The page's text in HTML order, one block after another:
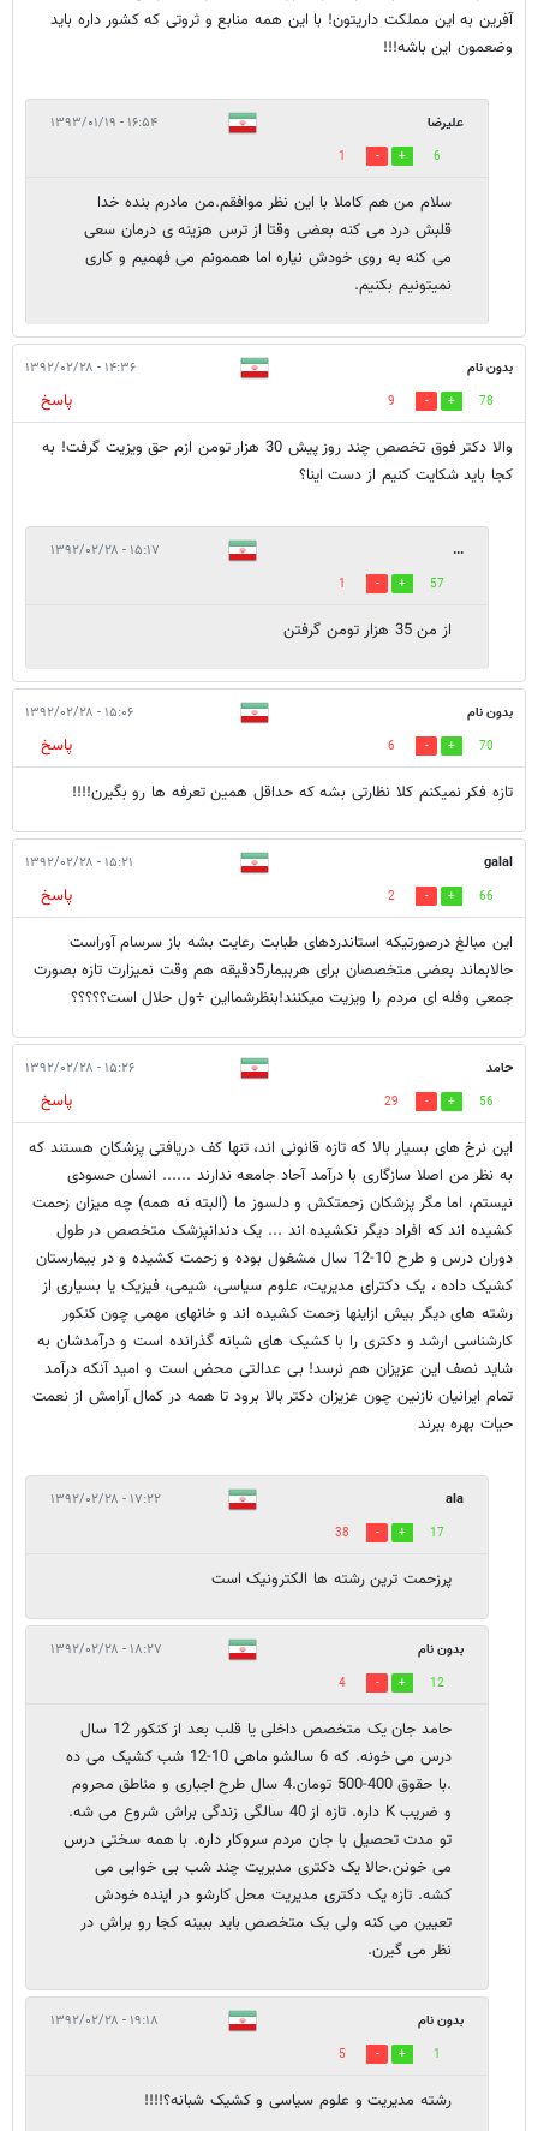
آفرین به این مملکت داریتون! با این همه منابع و ثروتی که کشور داره باید
وضعمون این باشه!!!
علیرضا ۱۶:۵۴ - ۱۳۹۳/۰۱/۱۹
6
1
سلام من هم کاملا با این نظر موافقم.من مادرم بنده خدا
قلبش درد می کنه بعضی وقتا از ترس هزینه ی درمان سعی
می کنه به روی خودش نیاره اما هممونم می فهمیم و کاری
نمیتونیم بکنیم.
بدون نام ۱۴:۳۶ - ۱۳۹۲/۰۲/۲۸
78
9
پاسخ
والا دکتر فوق تخصص چند روز پیش 30 هزار تومن ازم حق ویزیت گرفت! به
کجا باید شکایت کنیم از دست اینا؟
... ۱۵:۱۷ - ۱۳۹۲/۰۲/۲۸
57
1
از من 35 هزار تومن گرفتن
بدون نام ۱۵:۰۶ - ۱۳۹۲/۰۲/۲۸
70
6
پاسخ
تازه فکر نمیکنم کلا نظارتی بشه که حداقل همین تعرفه ها رو بگیرن!!!!
galal ۱۵:۲۱ - ۱۳۹۲/۰۲/۲۸
66
2
پاسخ
این مبالغ درصورتیکه استاندردهای طبابت رعایت بشه باز سرسام آوراست
حالابماند بعضی متخصصان برای هربیمار5دقیقه هم وقت نمیزارت تازه بصورت
جمعی وفله ای مردم را ویزیت میکنند!بنظرشمااین ÷ول حلال است؟؟؟؟؟
حامد ۱۵:۲۶ - ۱۳۹۲/۰۲/۲۸
56
29
پاسخ
این نرخ های بسیار بالا که تازه قانونی اند، تنها کف دریافتی پزشکان هستند که
به نظر من اصلا سازگاری با درآمد آحاد جامعه ندارند ...... انسان حسودی
نیستم، اما مگر پزشکان زحمتکش و دلسوز ما (البته نه همه) چه میزان زحمت
کشیده اند که افراد دیگر نکشیده اند ... یک دندانپزشک متخصص در طول
دوران درس و طرح 10-12 سال مشغول بوده و زحمت کشیده و در بیمارستان
کشیک داده ، یک دکترای مدیریت، علوم سیاسی، شیمی، فیزیک یا بسیاری از
رشته های دیگر بیش ازاینها زحمت کشیده اند و خانهای مهمی چون کنکور
کارشناسی ارشد و دکتری را با کشیک های شبانه گذرانده است و درآمدشان به
شاید نصف این عزیزان هم نرسد! بی عدالتی محض است و امید آنکه درآمد
تمام ایرانیان نازنین چون عزیزان دکتر بالا برود تا همه در کمال آرامش از نعمت
حیات بهره ببرند
ala ۱۷:۲۲ - ۱۳۹۲/۰۲/۲۸
17
38
پرزحمت ترین رشته ها الکترونیک است
بدون نام ۱۸:۲۷ - ۱۳۹۲/۰۲/۲۸
12
4
حامد جان یک متخصص داخلی یا قلب بعد از کنکور 12 سال
درس می خونه. که 6 سالشو ماهی 10-12 شب کشیک می ده
.با حقوق 400-500 تومان.4 سال طرح اجباری و مناطق محروم
و ضریب K داره. تازه از 40 سالگی زندگی براش شروع می شه.
تو مدت تحصیل با جان مردم سروکار داره. با همه سختی درس
می خونن.حالا یک دکتری مدیریت چند شب بی خوابی می
کشه. تازه یک دکتری مدیریت محل کارشو در اینده خودش
تعیین می کنه ولی یک متخصص باید ببینه کجا رو براش در
نظر می گیرن.
بدون نام ۱۹:۱۸ - ۱۳۹۲/۰۲/۲۸
1
5
رشته مدیریت و علوم سیاسی و کشیک شبانه؟!!!!